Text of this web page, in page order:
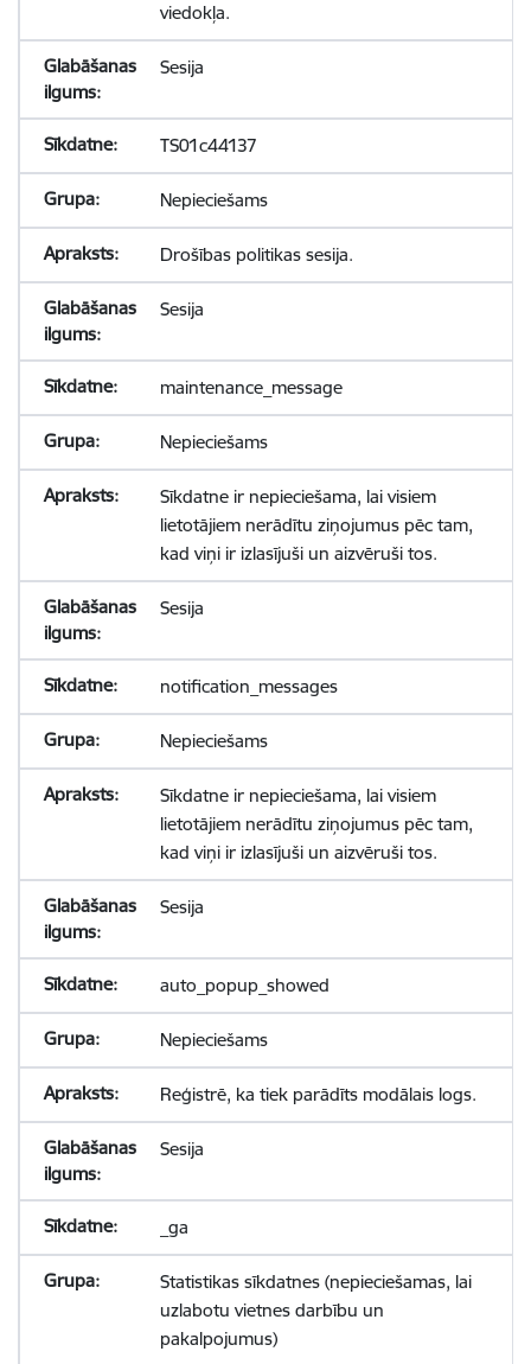
viedokļa.
Sesija
TS01c44137
Nepieciešams
Drošības politikas sesija.
Sesija
maintenance_message
Nepieciešams
Sīkdatne ir nepieciešama, lai visiem
lietotājiem nerādītu ziņojumus pēc tam,
kad viņi ir izlasījuši un aizvēruši tos.
Sesija
notification_messages
Nepieciešams
Sīkdatne ir nepieciešama, lai visiem
lietotājiem nerādītu ziņojumus pēc tam,
kad viņi ir izlasījuši un aizvēruši tos.
Sesija
auto_popup_showed
Nepieciešams
Reģistrē, ka tiek parādīts modālais logs.
Sesija
_ga
Statistikas sīkdatnes (nepieciešamas, lai
uzlabotu vietnes darbību un
pakalpojumus)